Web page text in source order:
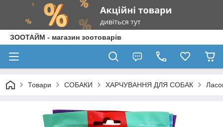
ЗООТАЙМ - магазин зоотоварів
Товари СОБАКИ ХАРЧУВАННЯ ДЛЯ СОБАК